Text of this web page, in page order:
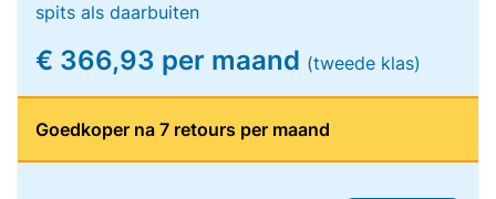
spits als daarbuiten
€ 366,93 per maand (tweede klas)
Goedkoper na 7 retours per maand